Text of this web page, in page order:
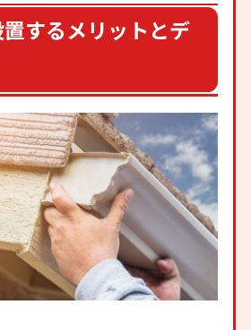
するメリットとデ